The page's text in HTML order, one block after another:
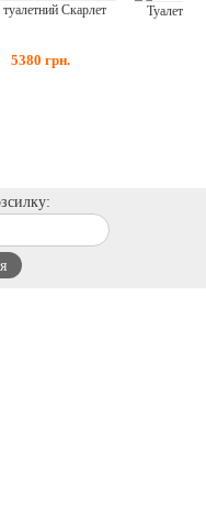
туалетний Скарлет
5380 грн.